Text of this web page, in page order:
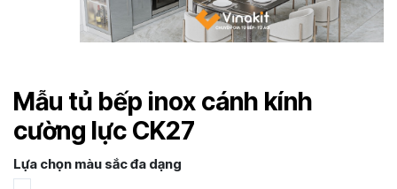
Mẫu tủ bếp inox cánh kính
cường lực CK27
Lựa chọn màu sắc đa dạng